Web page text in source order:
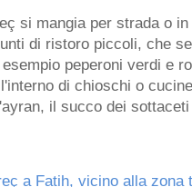
si mangia per strada o
di ristoro piccoli, che
peperoni verdi e
di chioschi o
il succo dei